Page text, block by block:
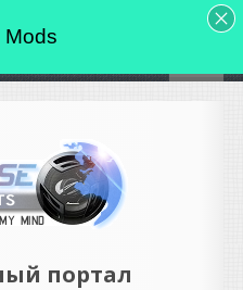
портал
Mods